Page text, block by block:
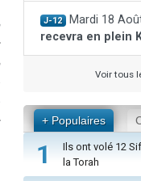
J-12 Mardi 18 Août
recevra en plein
Voir tous
+ Populaires
1
Ils ont volé 12
la Torah